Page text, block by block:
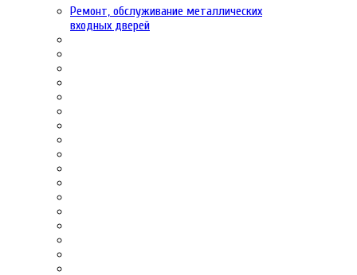
Ремонт, обслуживание металлических
входных дверей